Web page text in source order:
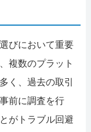
びにおいて重要
複数のプラット
く、過去の取引
前に調査を行
がトラブル回避